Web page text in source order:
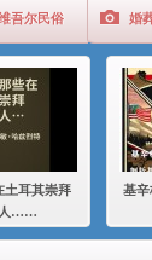
疚中的挣扎
营的红衣女孩
灭绝
吾尔民俗 婚
土耳其崇拜
人……
基辛